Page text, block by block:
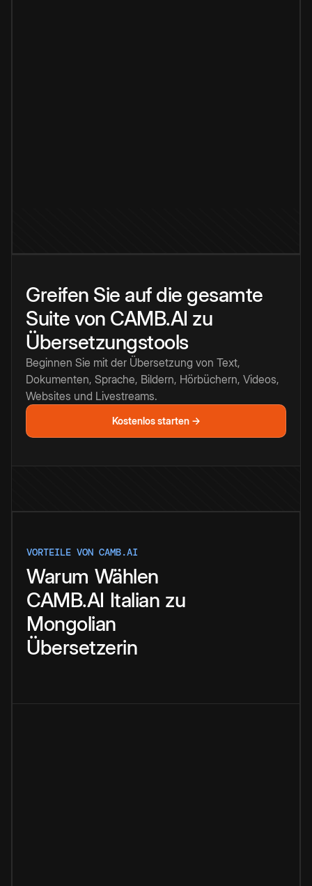
Greifen Sie auf die gesamte
Suite von CAMB.AI zu
Übersetzungstools
Beginnen Sie mit der Übersetzung von Text,
Dokumenten, Sprache, Bildern, Hörbüchern, Videos,
Websites und Livestreams.
Kostenlos starten →
VORTEILE VON CAMB.AI
Warum Wählen
CAMB.AI Italian zu
Mongolian
Übersetzerin